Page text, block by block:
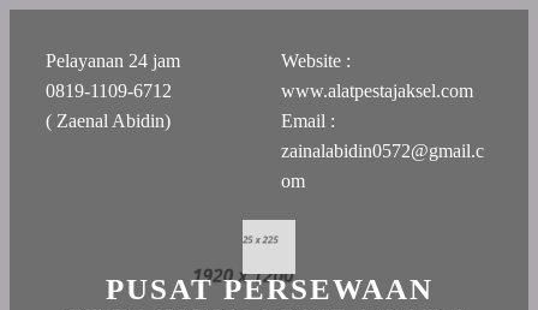
Pelayanan 24 jam
0819-1109-6712
( Zaenal Abidin)
Website :
www.alatpestajaksel.com
Email :
zainalabidin0572@gmail.c
om
PUSAT PERSEWAAN